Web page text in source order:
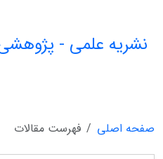
نشریه علمی -
صفحه اصلی
فهرست مقالات